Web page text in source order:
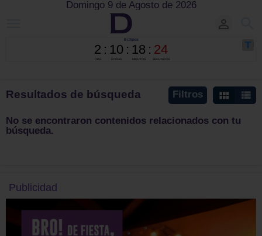
Domingo 9 de Agosto de 2026
Filtros
Resultados de búsqueda
No se encontraron contenidos relacionados con tu
búsqueda.
Publicidad